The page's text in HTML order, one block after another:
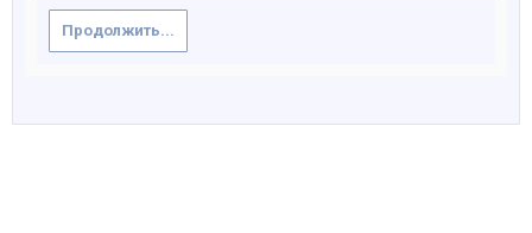
Продолжить...